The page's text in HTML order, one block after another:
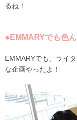
るね！
●EMMARYでも色
EMMARYでも、ライ
な企画やったよ！